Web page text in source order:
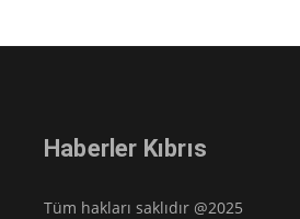
Haberler Kıbrıs
Tüm hakları saklıdır @2025